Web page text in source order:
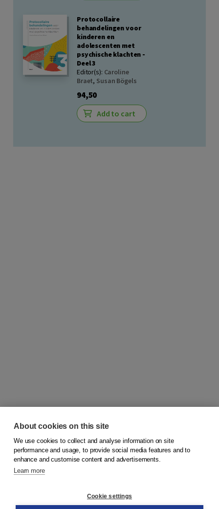
Protocollaire
behandelingen voor
kinderen en
adolescenten met
psychische klachten -
Deel 3
Editor(s): Caroline
Braet, Susan Bögels
94,50
Add to cart
© 2026Koninklijke Boom uitgevers
About cookies on this site
We use cookies to collect and analyse information on site
performance and usage, to provide social media features and to
enhance and customise content and advertisements.
Learn more
Cookie settings